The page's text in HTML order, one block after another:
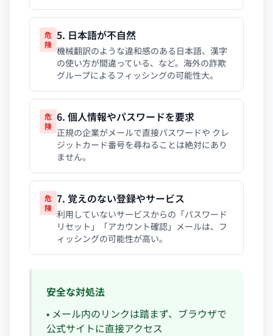
危
険
5. 日本語が不自然
機械翻訳のような違和感のある日本語、漢字
の使い方が間違っている、など。海外の詐欺
グループによるフィッシングの可能性大。
危
険
6. 個人情報やパスワードを要求
正規の企業がメールで直接パスワードや クレ
ジットカード番号を尋ねることは絶対にあり
ません。
危
険
7. 覚えのない登録やサービス
利用していないサービスからの「パスワード
リセット」「アカウント確認」メールは、フ
ィッシングの可能性が高い。
安全な対処法
• メール内のリンクは踏まず、ブラウザで
公式サイトに直接アクセス